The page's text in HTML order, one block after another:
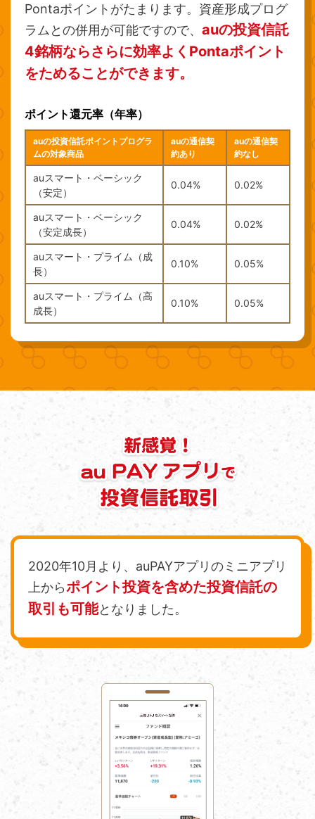
Pontaポイントがたまります。資産形成プログ
ラムとの併用が可能ですので、 auの投資信託
4銘柄ならさらに効率よくPontaポイント
をためることができます。
ポイント還元率（年率）
auの投資信託ポイントプログラ
ムの対象商品
auの通信契
約あり
auの通信契
約なし
auスマート・ベーシック
（安定）
0.04% 0.02%
auスマート・ベーシック
（安定成長）
0.04% 0.02%
auスマート・プライム（成
長）
0.10% 0.05%
auスマート・プライム（高
成長）
0.10% 0.05%
2020年10月より、auPAYアプリのミニアプリ
上からポイント投資を含めた投資信託の
取引も可能となりました。